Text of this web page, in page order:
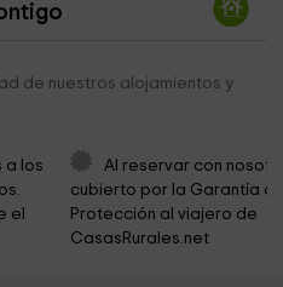
12,8 km
12,9 km
de nuestros alojamientos y
a los
el
Al reservar con
cubierto por la Garantía
Protección al viajero de
CasasRurales.net